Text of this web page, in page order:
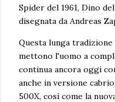
Spider del 1961, Dino
disegnata da Andreas
Questa lunga
mettono l'uomo a
continua ancora oggi
anche in versione
500X, così come la